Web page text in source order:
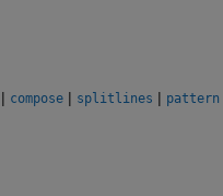
| compose | splitlines | pattern